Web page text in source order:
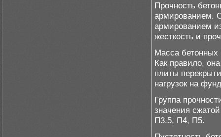
Прочность
армированием.
армированием
жесткость и
Масса бетонных
Как правило,
плиты
нагрузок на
Группа
значения
П3.5, П4, П5.